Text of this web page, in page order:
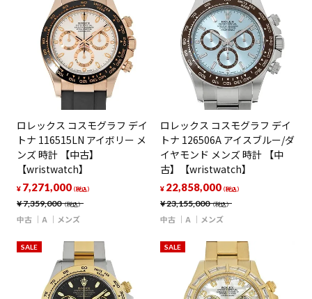
ロレックス コスモグラフ デイ
トナ 116515LN アイボリー メ
ンズ 時計 【中古】
【wristwatch】
¥7,359,000（税込）
¥ 7,271,000（税込）
中古 A メンズ
ロレックス コスモグラフ デイ
トナ 126506A アイスブルー/ダ
イヤモンド メンズ 時計 【中
古】【wristwatch】
¥23,155,000（税込）
¥ 22,858,000（税込）
中古 A メンズ
SALE SALE